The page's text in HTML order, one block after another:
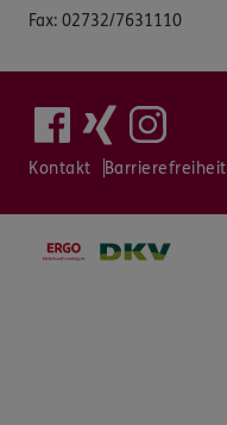
Fax: 02732/7631110
Kontakt Barrierefreiheit